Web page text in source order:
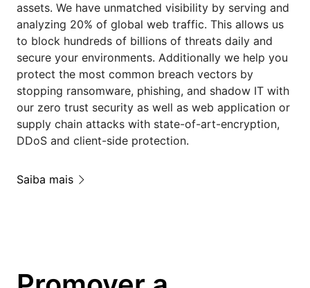
assets. We have unmatched visibility by serving and
analyzing 20% of global web traffic. This allows us
to block hundreds of billions of threats daily and
secure your environments. Additionally we help you
protect the most common breach vectors by
stopping ransomware, phishing, and shadow IT with
our zero trust security as well as web application or
supply chain attacks with state-of-art-encryption,
DDoS and client-side protection.
Saiba mais